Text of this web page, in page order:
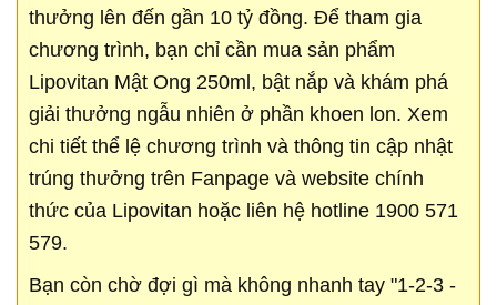
thưởng lên đến gần 10 tỷ đồng. Để tham gia
chương trình, bạn chỉ cần mua sản phẩm
Lipovitan Mật Ong 250ml, bật nắp và khám phá
giải thưởng ngẫu nhiên ở phần khoen lon. Xem
chi tiết thể lệ chương trình và thông tin cập nhật
trúng thưởng trên Fanpage và website chính
thức của Lipovitan hoặc liên hệ hotline 1900 571
579.
Bạn còn chờ đợi gì mà không nhanh tay "1-2-3 -